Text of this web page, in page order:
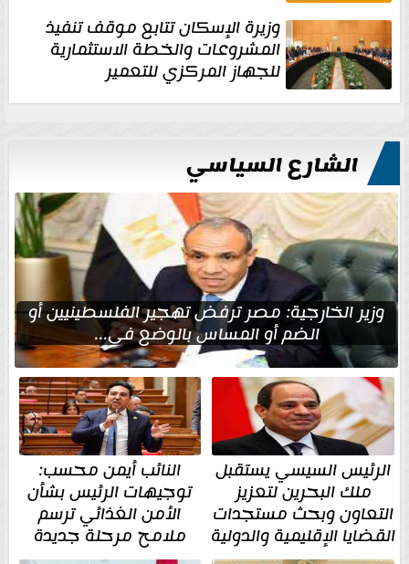
وزيرة الإسكان تتابع موقف تنفيذ
المشروعات والخطة الاستثمارية
للجهاز المركزي للتعمير
الشارع السياسي
وزير الخارجية: مصر ترفض تهجير الفلسطينيين أو
الضم أو المساس بالوضع في...
الرئيس السيسي يستقبل
ملك البحرين لتعزيز
التعاون وبحث مستجدات
القضايا الإقليمية والدولية
النائب أيمن محسب:
توجيهات الرئيس بشأن
الأمن الغذائي ترسم
ملامح مرحلة جديدة